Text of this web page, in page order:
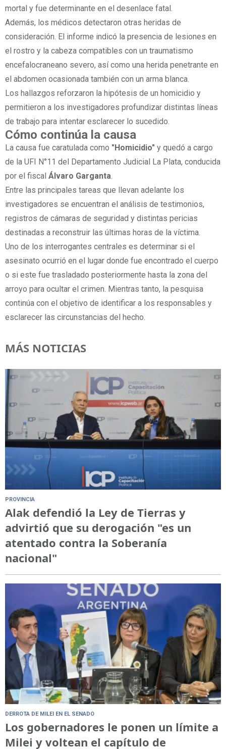
mortal y fue determinante en el desenlace fatal.
Además, los médicos detectaron otras heridas de
consideración. El informe indicó la presencia de lesiones en
el rostro y la cabeza compatibles con un traumatismo
encefalocraneano severo, así como una herida penetrante en
el abdomen ocasionada también con un arma blanca.
Los hallazgos reforzaron la hipótesis de un homicidio y
permitieron a los investigadores profundizar distintas líneas
de trabajo para intentar esclarecer lo sucedido.
Cómo continúa la causa
La causa fue caratulada como "Homicidio" y quedó a cargo
de la UFI N°11 del Departamento Judicial La Plata, conducida
por el fiscal Álvaro Garganta.
Entre las principales tareas que llevan adelante los
investigadores se encuentran el análisis de testimonios,
registros de cámaras de seguridad y distintas pericias
destinadas a reconstruir las últimas horas de la víctima.
Uno de los interrogantes centrales es determinar si el
asesinato ocurrió en el lugar donde fue encontrado el cuerpo
o si este fue trasladado posteriormente hasta la zona del
arroyo para ocultar el crimen. Mientras tanto, la pesquisa
continúa con el objetivo de identificar a los responsables y
esclarecer las circunstancias del hecho.
MÁS NOTICIAS
PROVINCIA
Alak defendió la Ley de Tierras y
advirtió que su derogación "es un
atentado contra la Soberanía
nacional"
DERROTA DE MILEI EN EL SENADO
Los gobernadores le ponen un límite a
Milei y voltean el capítulo de